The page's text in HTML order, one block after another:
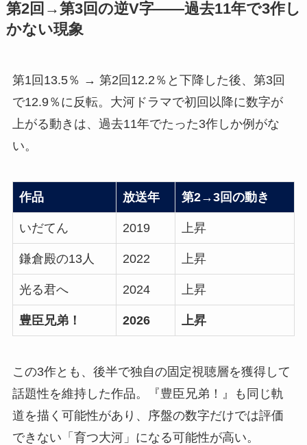
第2回→第3回の逆V字——過去11年で3作し
かない現象
第1回13.5％ → 第2回12.2％と下降した後、第3回
で12.9％に反転。大河ドラマで初回以降に数字が
上がる動きは、過去11年でたった3作しか例がな
い。
作品 放送年 第2→3回の動き
いだてん 2019 上昇
鎌倉殿の13人 2022 上昇
光る君へ 2024 上昇
豊臣兄弟！ 2026 上昇
この3作とも、後半で独自の固定視聴層を獲得して
話題性を維持した作品。『豊臣兄弟！』も同じ軌
道を描く可能性があり、序盤の数字だけでは評価
できない「育つ大河」になる可能性が高い。